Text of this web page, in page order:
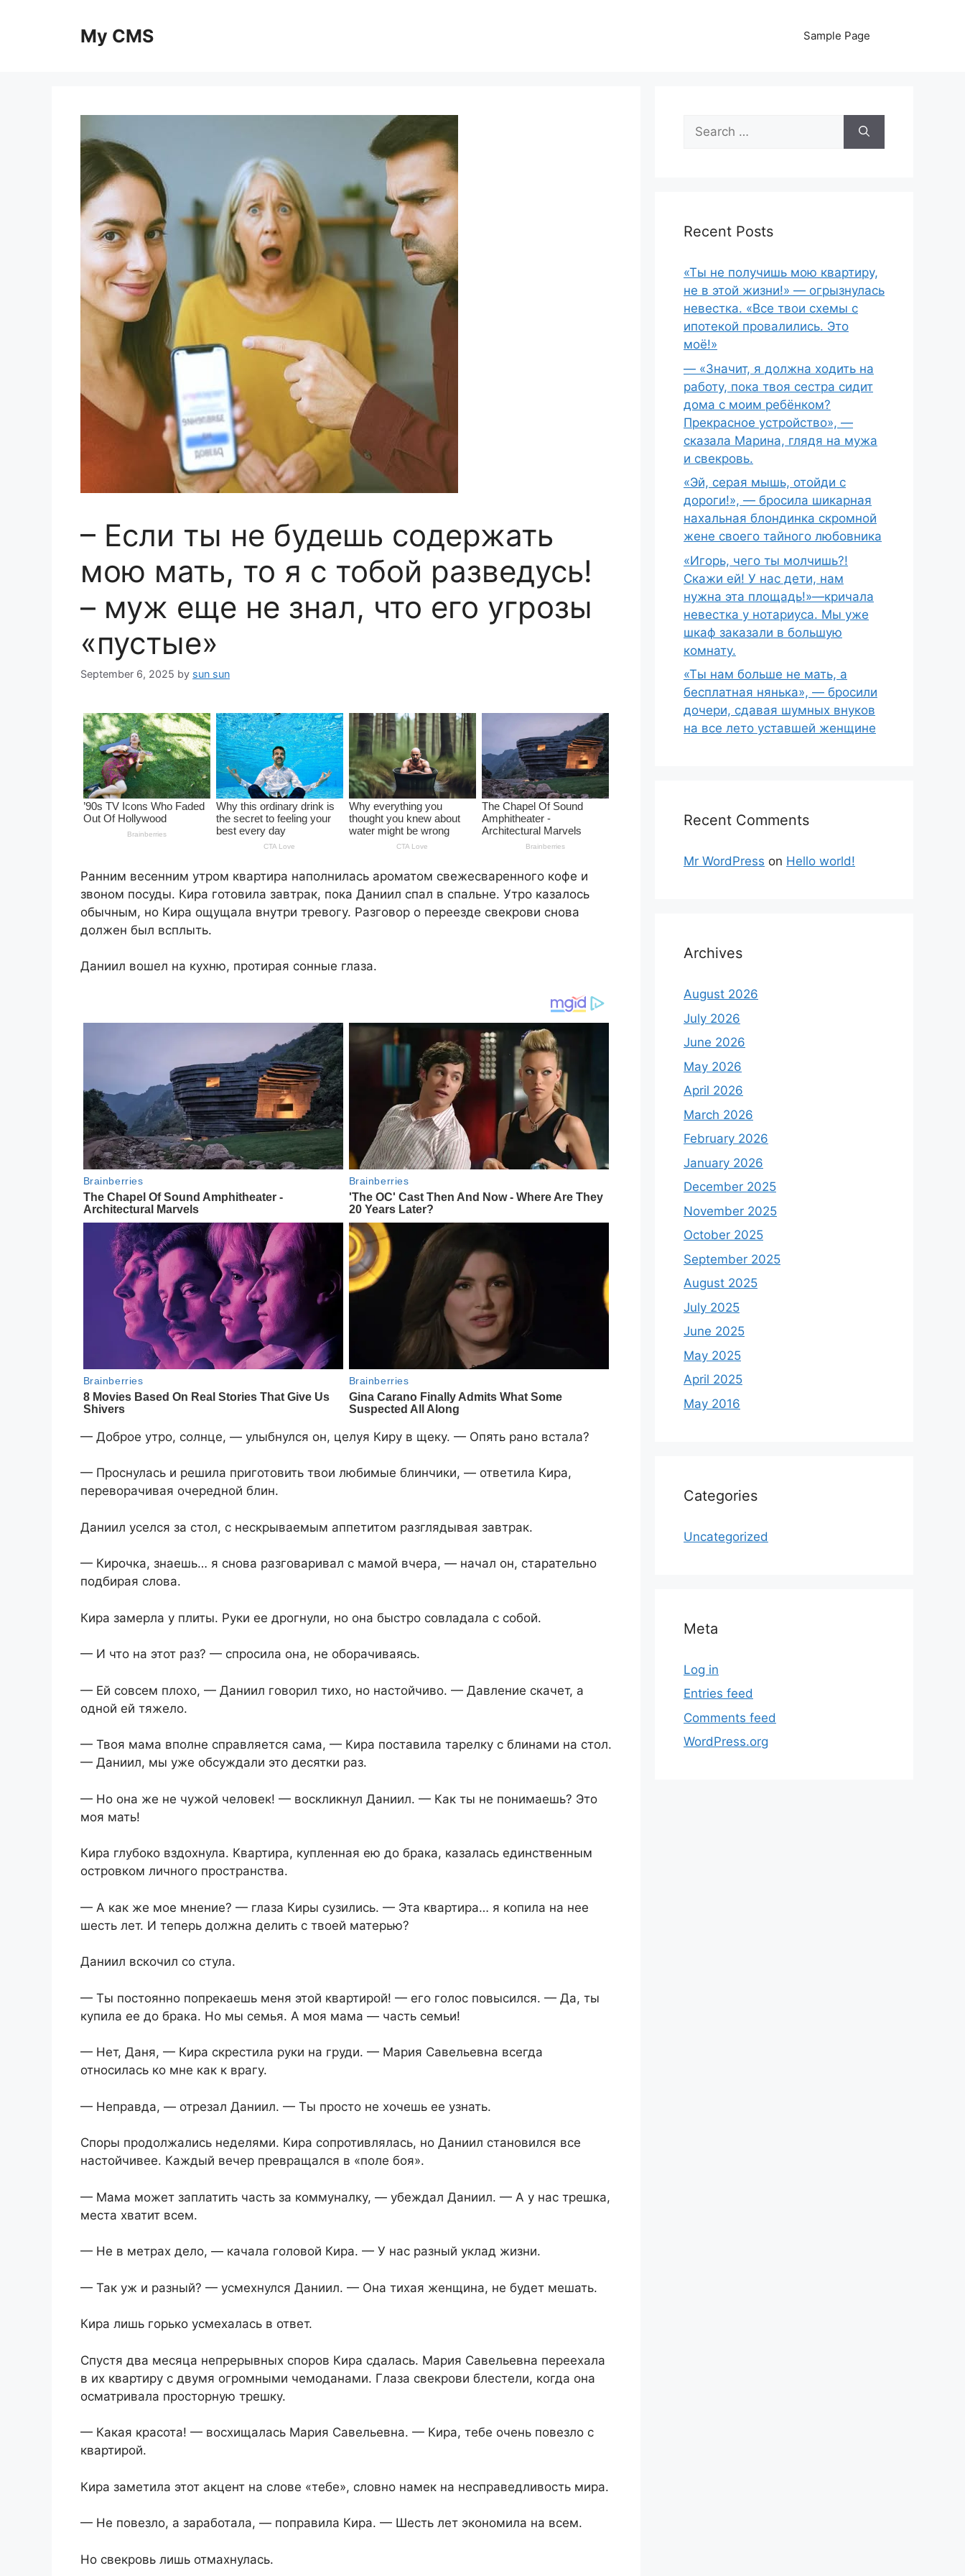
My CMS Sample Page
– Если ты не будешь содержать
мою мать, то я с тобой разведусь!
– муж еще не знал, что его угрозы
«пустые»
September 6, 2025 by sun sun
Ранним весенним утром квартира наполнилась ароматом свежесваренного кофе и
звоном посуды. Кира готовила завтрак, пока Даниил спал в спальне. Утро казалось
обычным, но Кира ощущала внутри тревогу. Разговор о переезде свекрови снова
должен был всплыть.
Даниил вошел на кухню, протирая сонные глаза.
— Доброе утро, солнце, — улыбнулся он, целуя Киру в щеку. — Опять рано встала?
— Проснулась и решила приготовить твои любимые блинчики, — ответила Кира,
переворачивая очередной блин.
Даниил уселся за стол, с нескрываемым аппетитом разглядывая завтрак.
— Кирочка, знаешь… я снова разговаривал с мамой вчера, — начал он, старательно
подбирая слова.
Кира замерла у плиты. Руки ее дрогнули, но она быстро совладала с собой.
— И что на этот раз? — спросила она, не оборачиваясь.
— Ей совсем плохо, — Даниил говорил тихо, но настойчиво. — Давление скачет, а
одной ей тяжело.
— Твоя мама вполне справляется сама, — Кира поставила тарелку с блинами на стол.
— Даниил, мы уже обсуждали это десятки раз.
— Но она же не чужой человек! — воскликнул Даниил. — Как ты не понимаешь? Это
моя мать!
Кира глубоко вздохнула. Квартира, купленная ею до брака, казалась единственным
островком личного пространства.
— А как же мое мнение? — глаза Киры сузились. — Эта квартира… я копила на нее
шесть лет. И теперь должна делить с твоей матерью?
Даниил вскочил со стула.
— Ты постоянно попрекаешь меня этой квартирой! — его голос повысился. — Да, ты
купила ее до брака. Но мы семья. А моя мама — часть семьи!
— Нет, Даня, — Кира скрестила руки на груди. — Мария Савельевна всегда
относилась ко мне как к врагу.
— Неправда, — отрезал Даниил. — Ты просто не хочешь ее узнать.
Споры продолжались неделями. Кира сопротивлялась, но Даниил становился все
настойчивее. Каждый вечер превращался в «поле боя».
— Мама может заплатить часть за коммуналку, — убеждал Даниил. — А у нас трешка,
места хватит всем.
— Не в метрах дело, — качала головой Кира. — У нас разный уклад жизни.
— Так уж и разный? — усмехнулся Даниил. — Она тихая женщина, не будет мешать.
Кира лишь горько усмехалась в ответ.
Спустя два месяца непрерывных споров Кира сдалась. Мария Савельевна переехала
в их квартиру с двумя огромными чемоданами. Глаза свекрови блестели, когда она
осматривала просторную трешку.
— Какая красота! — восхищалась Мария Савельевна. — Кира, тебе очень повезло с
квартирой.
Кира заметила этот акцент на слове «тебе», словно намек на несправедливость мира.
— Не повезло, а заработала, — поправила Кира. — Шесть лет экономила на всем.
Но свекровь лишь отмахнулась.
Search
for:
Recent Posts
«Ты не получишь мою квартиру,
не в этой жизни!» — огрызнулась
невестка. «Все твои схемы с
ипотекой провалились. Это
моё!»
— «Значит, я должна ходить на
работу, пока твоя сестра сидит
дома с моим ребёнком?
Прекрасное устройство», —
сказала Марина, глядя на мужа
и свекровь.
«Эй, серая мышь, отойди с
дороги!», — бросила шикарная
нахальная блондинка скромной
жене своего тайного любовника
«Игорь, чего ты молчишь?!
Скажи ей! У нас дети, нам
нужна эта площадь!»—кричала
невестка у нотариуса. Мы уже
шкаф заказали в большую
комнату.
«Ты нам больше не мать, а
бесплатная нянька», — бросили
дочери, сдавая шумных внуков
на все лето уставшей женщине
Recent Comments
Mr WordPress on Hello world!
Archives
August 2026
July 2026
June 2026
May 2026
April 2026
March 2026
February 2026
January 2026
December 2025
November 2025
October 2025
September 2025
August 2025
July 2025
June 2025
May 2025
April 2025
May 2016
Categories
Uncategorized
Meta
Log in
Entries feed
Comments feed
WordPress.org